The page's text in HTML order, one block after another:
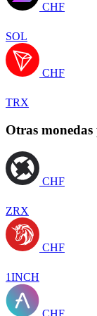
CHF
SOL
CHF
TRX
Otras
CHF
ZRX
CHF
1INCH
CHF